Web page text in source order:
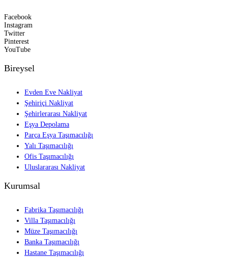
Facebook
Instagram
Twitter
Pinterest
YouTube
Bireysel
Evden Eve Nakliyat
Şehiriçi Nakliyat
Şehirlerarası Nakliyat
Eşya Depolama
Parça Eşya Taşımacılığı
Yalı Taşımacılığı
Ofis Taşımacılığı
Uluslararası Nakliyat
Kurumsal
Fabrika Taşımacılığı
Villa Taşımacılığı
Müze Taşımacılığı
Banka Taşımacılığı
Hastane Taşımacılığı